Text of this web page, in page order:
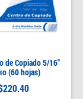
de Copiado 5/16″
(60 hojas)
220.40